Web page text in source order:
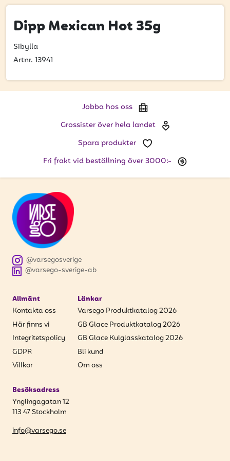
Hitta din grossist
Hållbarhet
Kontakta oss
Glassutbildningar
Vill du få erbjudanden och vara den första
att få uppdateringar kring kampanjer?
Ange din e-postadress nedan för att ta del av våra
nyheter och erbjudanden.
PRENUMERERA
Dipp Mexican Hot 35g
Sibylla
Artnr. 13941
Jobba hos oss
Grossister över hela landet
Spara produkter
Fri frakt vid beställning över 3000:-
@varsego-sverige-ab
@varsegosverige
Allmänt
Kontakta oss
Här finns vi
Integritetspolicy
GDPR
Villkor
Länkar
Varsego Produktkatalog 2026
GB Glace Produktkatalog 2026
GB Glace Kulglasskatalog 2026
Bli kund
Om oss
Besöksadress
Ynglingagatan 12
113 47 Stockholm
info@varsego.se